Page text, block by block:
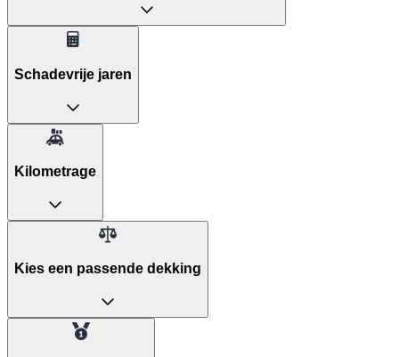
Schadevrije jaren
Kilometrage
Kies een passende dekking